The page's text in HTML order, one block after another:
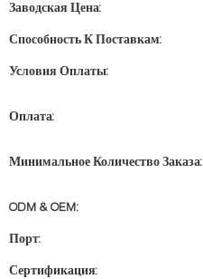
Заводская Цена:
Способность К Поставкам:
Условия Оплаты:
Оплата:
Минимальное Количество Заказа:
ODM & OEM:
Порт:
Сертификация: